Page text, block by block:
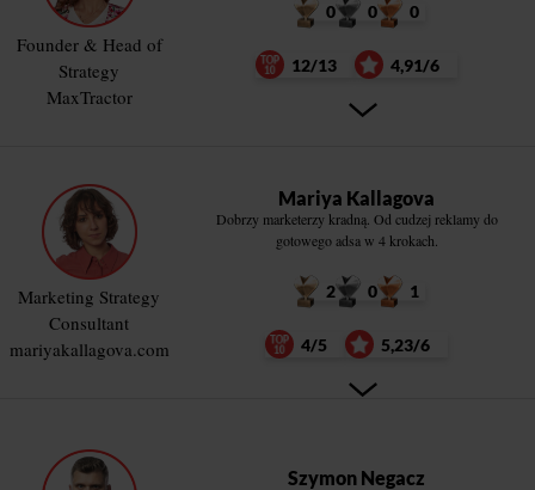
Founder & Head of
Strategy
MaxTractor
0 0 0
12/13 4,91/6
Marketing Strategy
Consultant
mariyakallagova.com
Mariya Kallagova
Dobrzy marketerzy kradną. Od cudzej reklamy do
gotowego adsa w 4 krokach.
2 0 1
4/5 5,23/6
Szymon Negacz